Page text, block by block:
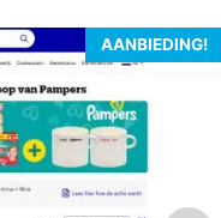
AANBIEDING!